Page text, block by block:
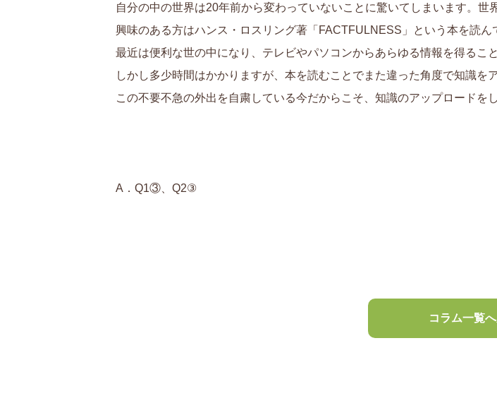
自分の中の世界は20年前から変わっていないことに驚いてしまいます。世
興味のある方はハンス・ロスリング著「FACTFULNESS」という本を読ん
最近は便利な世の中になり、テレビやパソコンからあらゆる情報を得るこ
しかし多少時間はかかりますが、本を読むことでまた違った角度で知識を
この不要不急の外出を自粛している今だからこそ、知識のアップロードを
A．Q1③、Q2③
コラム一覧